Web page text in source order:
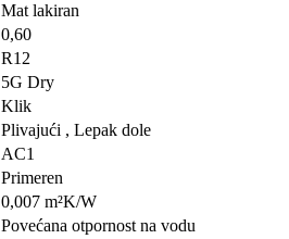
Mat lakiran
0,60
R12
5G Dry
Klik
Plivajući , Lepak dole
AC1
Primeren
0,007 m²K/W
Povećana otpornost na vodu